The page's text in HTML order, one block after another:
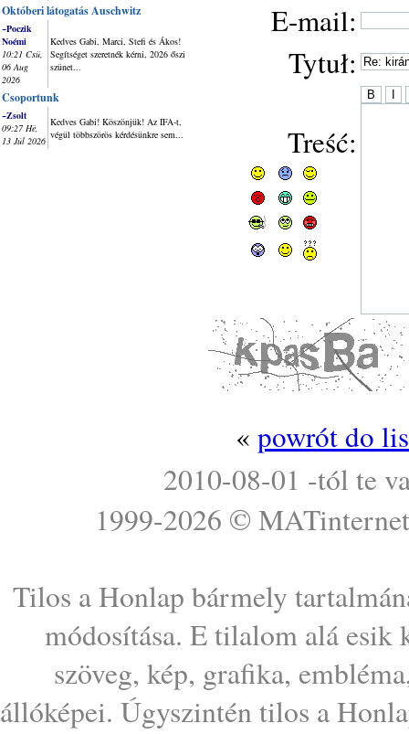
Októberi látogatás Auschwitz
~Poczik
Noémi
10:21 Csü,
06 Aug
2026
Kedves Gabi, Marci, Stefi és Ákos!
Segítséget szeretnék kérni, 2026 őszi
szünet...
Csoportunk
~Zsolt
09:27 Hé,
13 Júl 2026
Kedves Gabi! Köszönjük! Az IFA-t,
végül többszörös kérdésünkre sem...
E-mail:
Tytuł:
Treść:
« powrót do
2010-08-01 -tól te
1999-2026 © MATinternet
Tilos a Honlap bármely
módosítása. E tilalom alá esik
szöveg, kép, grafika,
állóképei. Úgyszintén tilos a